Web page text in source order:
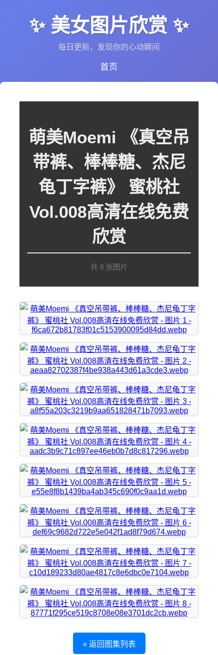
✨ 美女图片欣赏 ✨
每日更新，发现你的心动瞬间
首页
萌美Moemi 《真空吊
带裤、棒棒糖、杰尼
龟丁字裤》 蜜桃社
Vol.008高清在线免费
欣赏
共 8 张图片
« 返回图集列表